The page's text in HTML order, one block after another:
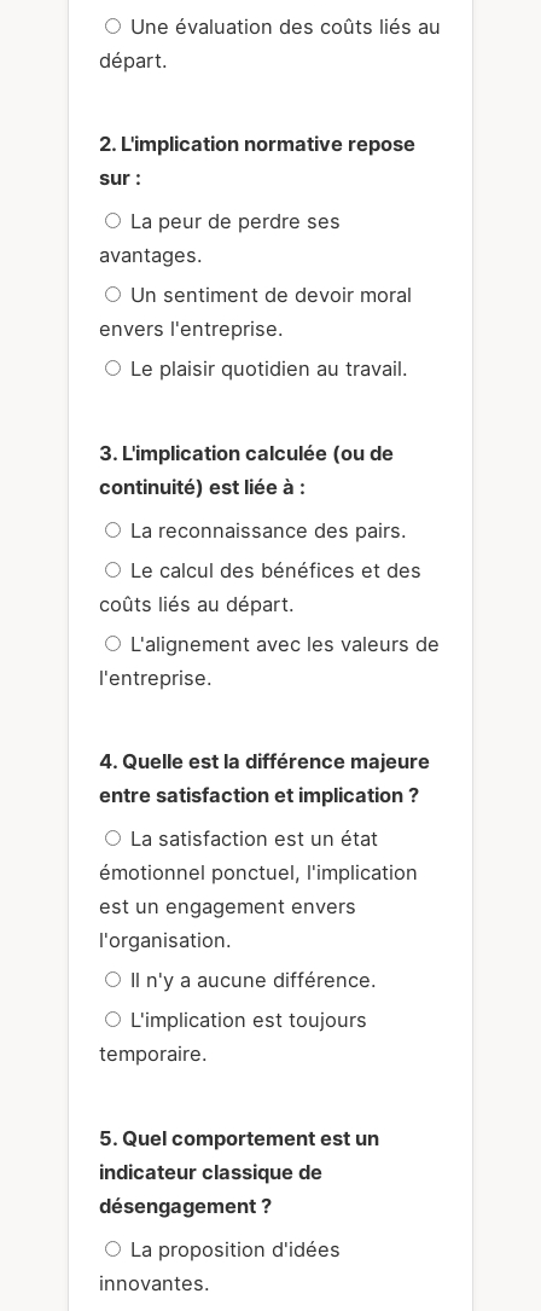
Une évaluation des coûts liés au
départ.
2. L'implication normative repose
sur :
La peur de perdre ses
avantages.
Un sentiment de devoir moral
envers l'entreprise.
Le plaisir quotidien au travail.
3. L'implication calculée (ou de
continuité) est liée à :
La reconnaissance des pairs.
Le calcul des bénéfices et des
coûts liés au départ.
L'alignement avec les valeurs de
l'entreprise.
4. Quelle est la différence majeure
entre satisfaction et implication ?
La satisfaction est un état
émotionnel ponctuel, l'implication
est un engagement envers
l'organisation.
Il n'y a aucune différence.
L'implication est toujours
temporaire.
5. Quel comportement est un
indicateur classique de
désengagement ?
La proposition d'idées
innovantes.